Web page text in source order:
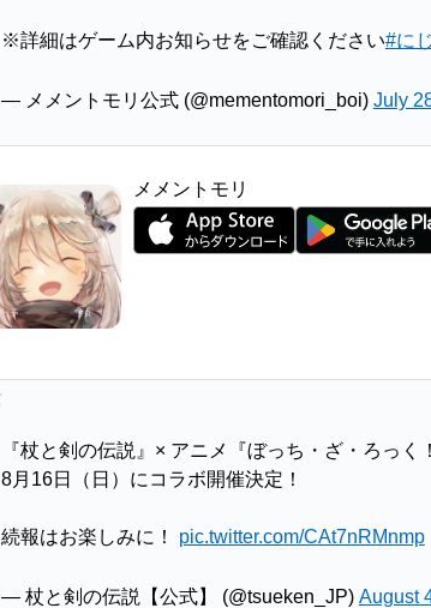
※詳細はゲーム内お知らせをご確認ください#に
— メメントモリ公式 (@mementomori_boi) July
メメントモリ
『杖と剣の伝説』× アニメ『ぼっち・ざ・ろっく
8月16日（日）にコラボ開催決定！
続報はお楽しみに！ pic.twitter.com/CAt7nRMnmp
— 杖と剣の伝説【公式】 (@tsueken_JP) August